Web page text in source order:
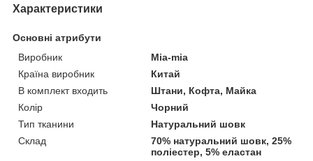
Характеристики
Основні атрибути
Виробник
Mia-mia
Країна виробник
Китай
В комплект входить
Штани, Кофта, Майка
Колір
Чорний
Тип тканини
Натуральний шовк
Склад
70% натуральний шовк, 25%
поліестер, 5% еластан